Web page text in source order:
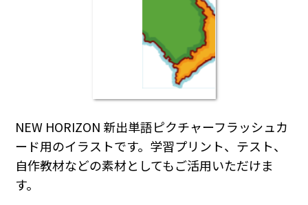
NEW HORIZON 新出単語ピクチャーフラッシュカ
ード用のイラストです。学習プリント、テスト、
自作教材などの素材としてもご活用いただけま
す。